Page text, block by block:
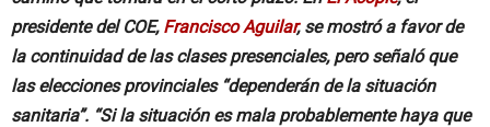
presidente del COE, Francisco Aguilar, se mostró a favor de
la continuidad de las clases presenciales, pero señaló que
las elecciones provinciales “dependerán de la situación
sanitaria”. “Si la situación es mala probablemente haya que